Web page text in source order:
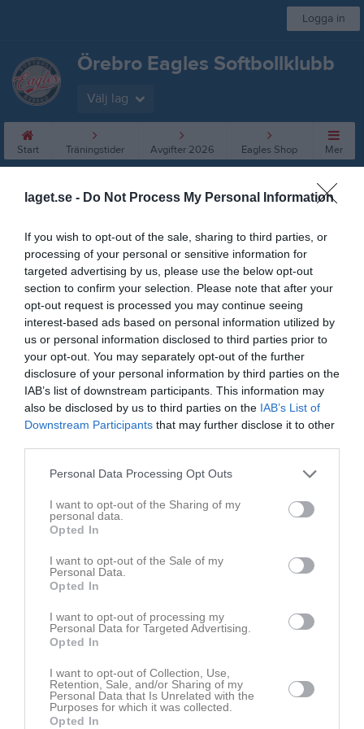
laget.se - Do Not Process My Personal Information
If you wish to opt-out of the sale, sharing to third parties, or
processing of your personal or sensitive information for
targeted advertising by us, please use the below opt-out
section to confirm your selection. Please note that after your
opt-out request is processed you may continue seeing
interest-based ads based on personal information utilized by
us or personal information disclosed to third parties prior to
your opt-out. You may separately opt-out of the further
disclosure of your personal information by third parties on the
IAB’s list of downstream participants. This information may
also be disclosed by us to third parties on the IAB’s List of
Downstream Participants that may further disclose it to other
Personal Data Processing Opt Outs
I want to opt-out of the Sharing of my
personal data.
Opted In
I want to opt-out of the Sale of my
Personal Data.
Opted In
I want to opt-out of processing my
Personal Data for Targeted Advertising.
Opted In
I want to opt-out of Collection, Use,
Retention, Sale, and/or Sharing of my
Personal Data that Is Unrelated with the
Purposes for which it was collected.
Opted In
Logga in
Örebro Eagles Softbollklubb
Välj lag
Start Träningstider Avgifter 2026 Eagles Shop Mer
Rutin Ledare
Rutin för utdrag ur belastningsregistret
Bakgrund
Från 1 januari 2020 ska alla idrottsföreningar inom RF kontrollera
begränsat registerutdrag för ledare som har direkt och
regelbunden kontakt med barn.
Kort fakta:
• Förening/förbund ska begära utdrag av alla från 15 år i dess
verksamhet som arbetar med eller på annat sätt har direkt och
• Barn är alla under 18 år.
• Utdraget visar endast grova brott; mord, dråp, grov misshandel,
människorov, sexualbrott, barnpornografibrott eller grovt rån.
• Föreningen ska kontrollera utdraget och dokumentera att
original och återlämnas direkt. Inga utdrag ska arkiveras av
föreningen, endast en notering om att kontroll är genomförd för
Rutin för Örebro Eagles Softboll
Klubben har upprättat ett register över vem/vilka som är
tränare/ledare (med flera) som har kontakt med barn.
Alla ledare som har direkt och regelbunden kontakt med barn
ska uppvisa ett utdrag ur belastningsregistret innan de börjar
arbeta med barn och sedan en gång varje år.